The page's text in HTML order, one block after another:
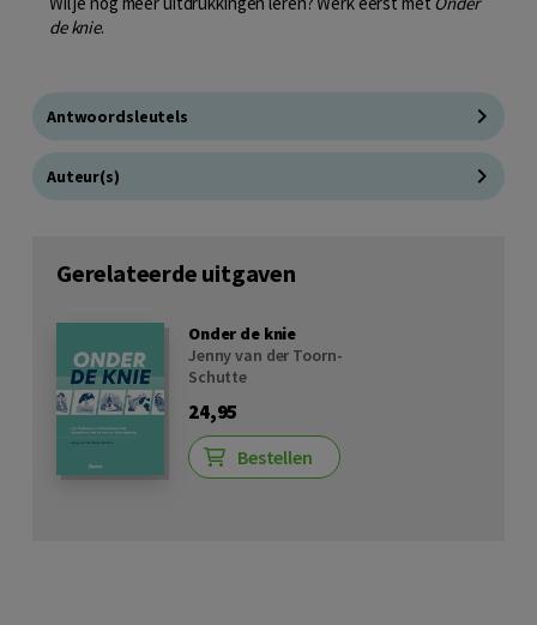
de knie.
Antwoordsleutels
Auteur(s)
Gerelateerde uitgaven
Onder de knie
Jenny van der Toorn-
Schutte
24,95
Bestellen